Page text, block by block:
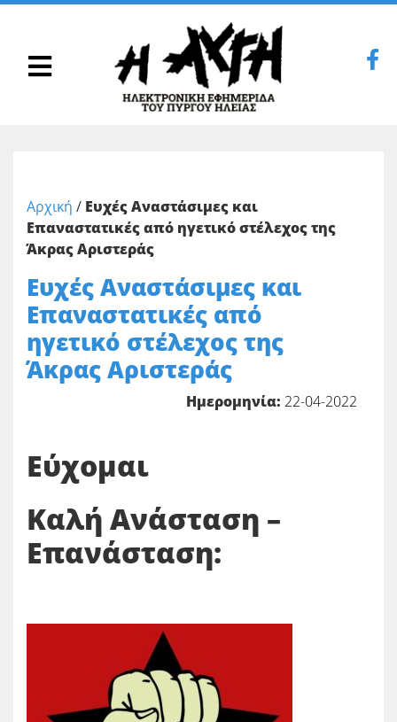
Αρχική / Ευχές Αναστάσιμες και
Επαναστατικές από ηγετικό στέλεχος της
Άκρας Αριστεράς
Ευχές Αναστάσιμες και
Επαναστατικές από
ηγετικό στέλεχος της
Άκρας Αριστεράς
Ημερομηνία: 22-04-2022
Εύχομαι
Καλή Ανάσταση –
Επανάσταση: